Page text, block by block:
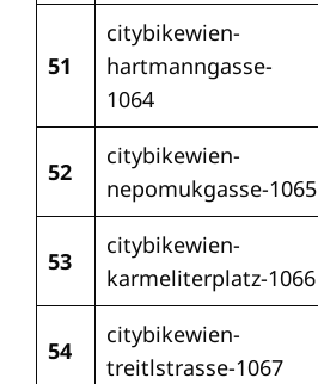
51
citybikewien-
hartmanngasse-
1064
52
citybikewien-
nepomukgasse-1065
53
citybikewien-
karmeliterplatz-1066
54
citybikewien-
treitlstrasse-1067